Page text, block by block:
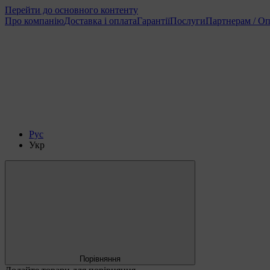
Перейти до основного контенту
Про компаніюДоставка і оплатаГарантіїПослугиПартнерам /
Рус
Укр
Порівняння